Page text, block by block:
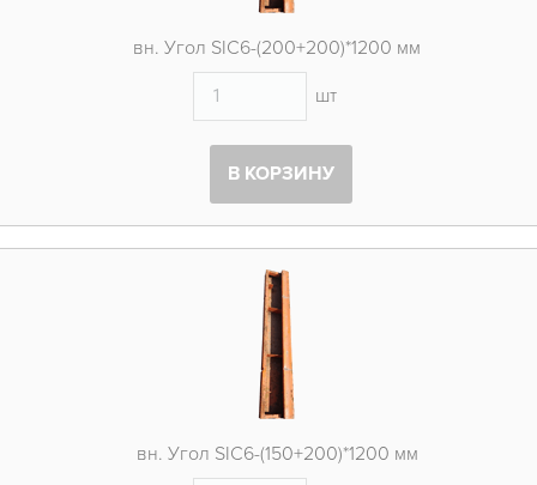
вн. Угол SIC6-(200+200)*1200 мм
шт
В КОРЗИНУ
вн. Угол SIC6-(150+200)*1200 мм